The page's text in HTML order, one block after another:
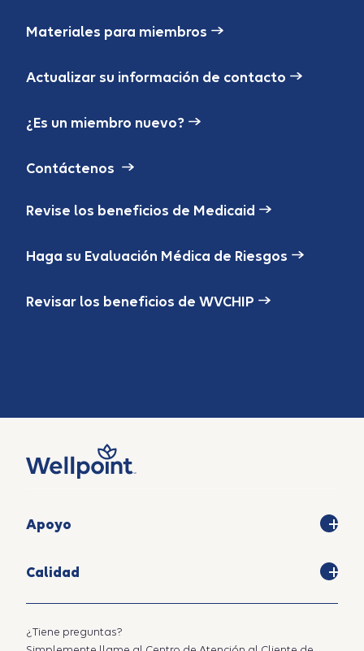
Materiales para miembros
Actualizar su información de contacto
¿Es un miembro nuevo?
Contáctenos
Revise los beneficios de Medicaid
Haga su Evaluación Médica de Riesgos
Revisar los beneficios de WVCHIP
Apoyo
Calidad
¿Tiene preguntas?